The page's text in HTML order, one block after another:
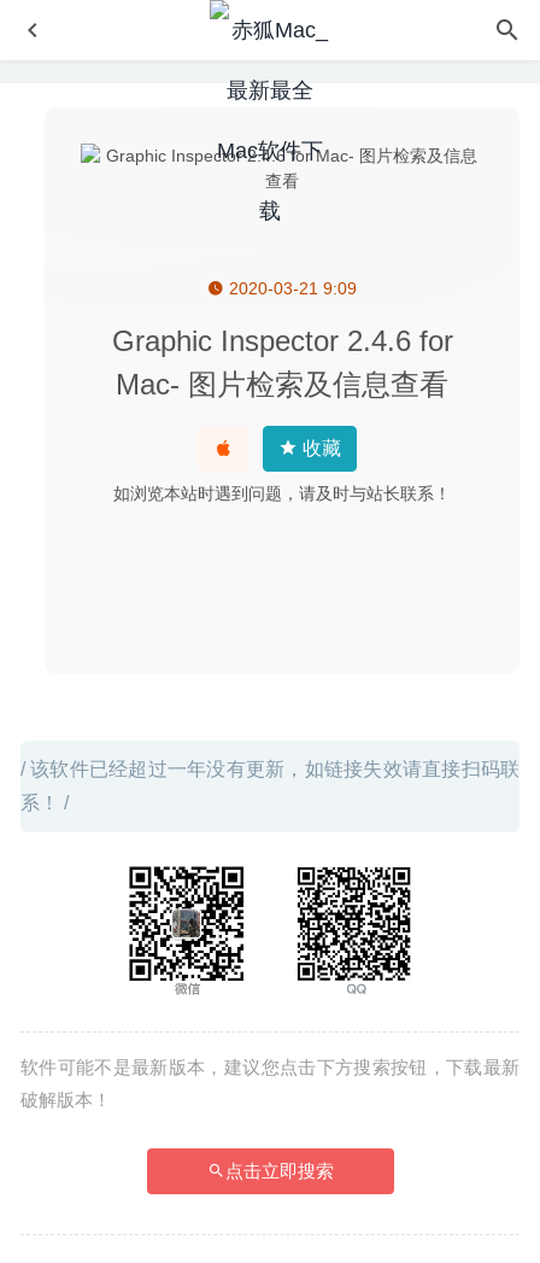
2020-03-21 9:09
Graphic Inspector 2.4.6 for
Mac- 图片检索及信息查看
收藏
如浏览本站时遇到问题，请及时与站长联系！
/ 该软件已经超过一年没有更新，如链接失效请直接扫码联
系！ /
软件可能不是最新版本，建议您点击下方搜索按钮，下载最新
破解版本！
点击立即搜索
Image Enhance Pro 4.1 中文版-RAW转HDR照片工具
BetterTouchTool 3.391 Alpha 中文版-超级强大的鼠标触控
板增强工具 2020-07-01
WidsMob Panorama 4.28 中文版 – 简单易用的全景照片拼
Artboard 2.3 – 矢量插图制作工具 2021-03-27